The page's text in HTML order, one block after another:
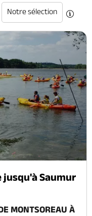
Notre sélection
jusqu'à Saumur
MONTSOREAU À